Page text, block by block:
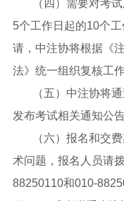
（四）需要对考
5个工作日起的10个
请，中注协将根据《
法》统一组织复核工作
（五）中注协将
发布考试相关通知公
（六）报名和交
术问题，报名人员请
88250110和010-